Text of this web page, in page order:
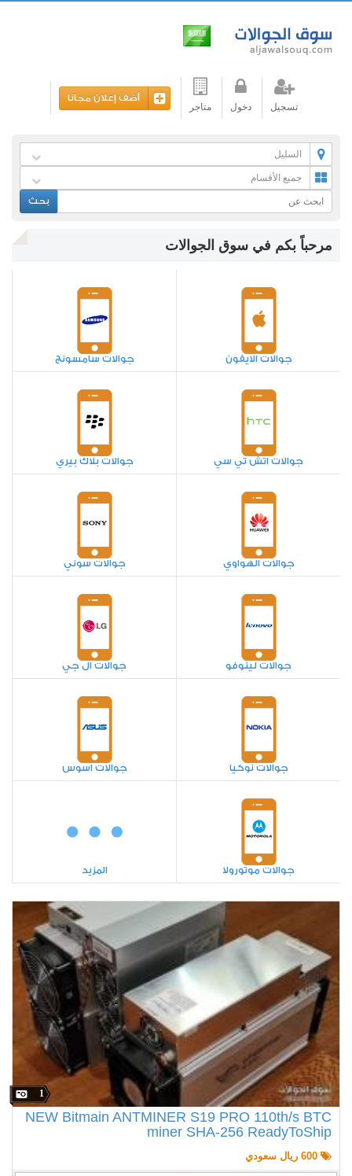
تسجيل دخول متاجر
أضف إعلان مجانا
السليل
جميع الأقسام
بحث
مرحباً بكم في سوق الجوالات
جوالات الايفون جوالات سامسونج
جوالات اتش تي سي جوالات بلاك بيري
جوالات الهواوي جوالات سوني
جوالات لينوفو جوالات ال جي
جوالات نوكيا جوالات اسوس
جوالات موتورولا المزيد
1
NEW Bitmain ANTMINER S19 PRO 110th/s BTC
miner SHA-256 ReadyToShip
600 ريال سعودي